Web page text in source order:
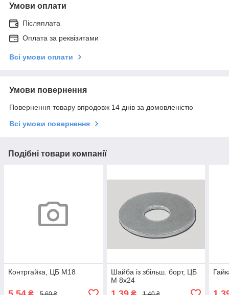
Умови оплати
Післяплата
Оплата за реквізитами
Всі умови оплати
Умови повернення
Повернення товару впродовж 14 днів за домовленістю
Всі умови повернення
Подібні товари компанії
Контргайка, ЦБ М18
Шайба із збільш. борт, ЦБ
М 8x24